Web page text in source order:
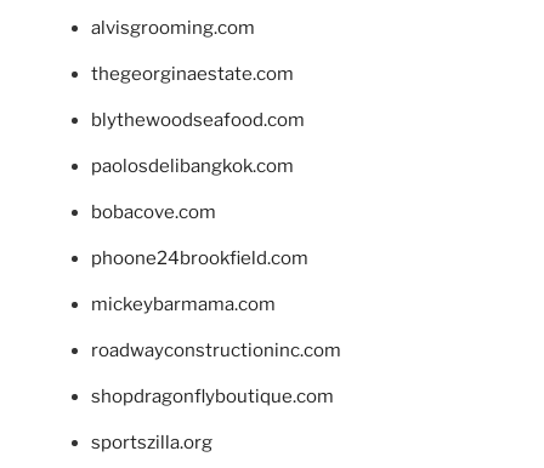
alvisgrooming.com
thegeorginaestate.com
blythewoodseafood.com
paolosdelibangkok.com
bobacove.com
phoone24brookfield.com
mickeybarmama.com
roadwayconstructioninc.com
shopdragonflyboutique.com
sportszilla.org